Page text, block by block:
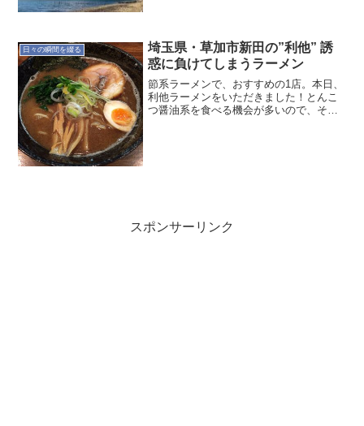
イト立ち上げ。基本的に...
日々の瞬間を綴る
埼玉県・草加市新田の”利他” 誘
惑に負けてしまうラーメン
節系ラーメンで、おすすめの1店。本日、
利他ラーメンをいただきました！とんこ
つ醤油系を食べる機会が多いので、それ
スポンサーリンク